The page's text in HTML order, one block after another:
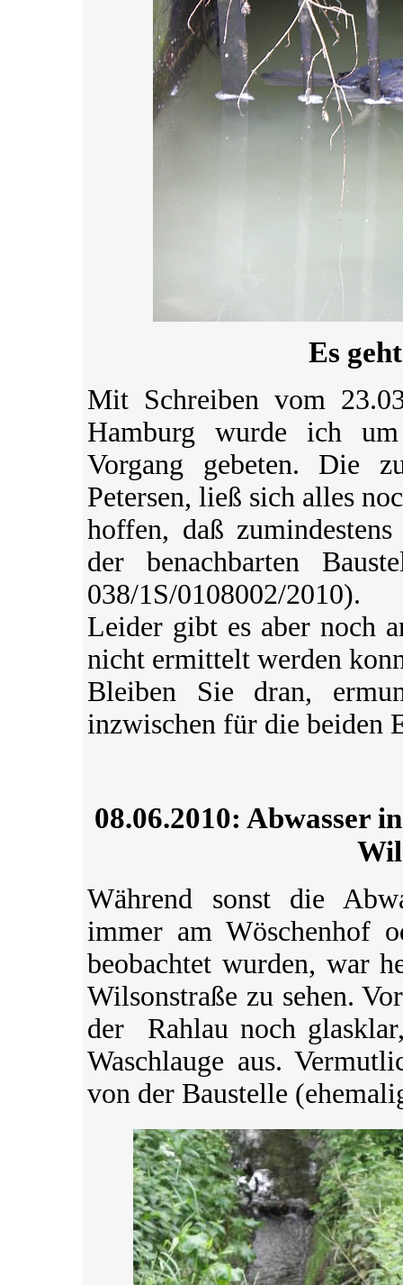
Es
Mit Schreiben vom
Hamburg wurde ich
Vorgang gebeten. Die
Petersen, ließ sich alles
hoffen, daß
der benachbarten
038/1S/0108002/2010).
Leider gibt es aber noch
nicht ermittelt werden
Bleiben Sie dran,
inzwischen für die beiden
08.06.2010: Abwasser
Während sonst die
immer am Wöschenhof
beobachtet wurden, war
Wilsonstraße zu sehen.
der Rahlau noch
Waschlauge aus.
von der Baustelle